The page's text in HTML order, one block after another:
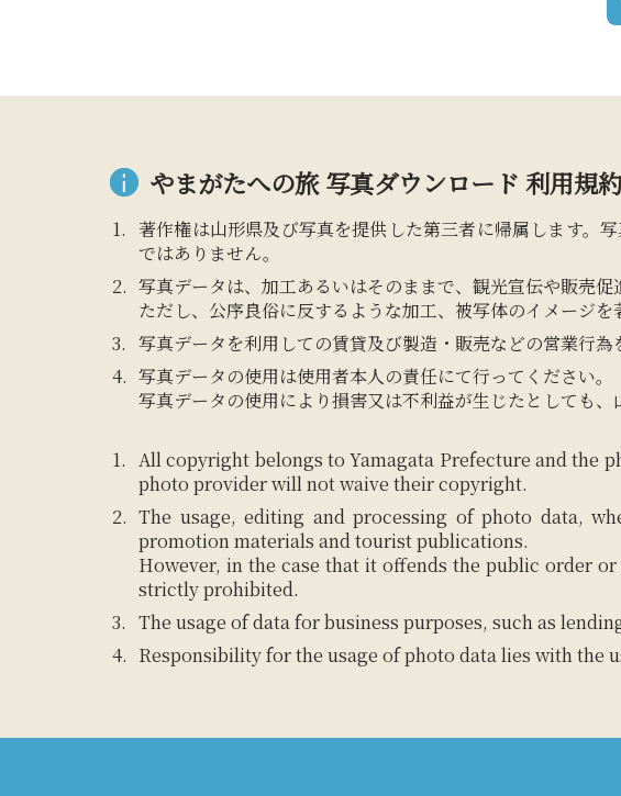
やまがたへの旅 写真ダウンロード 利用規約
著作権は山形県及び写真を提供した第三者に帰属します。
ではありません。
写真データは、加工あるいはそのままで、観光宣伝や販売
ただし、公序良俗に反するような加工、被写体のイメージを
写真データを利用しての賃貸及び製造・販売などの営業行為
写真データの使用は使用者本人の責任にて行ってください。
写真データの使用により損害又は不利益が生じたとしても
All copyright belongs to Yamagata Prefecture and the
photo provider will not waive their copyright.
The usage, editing and processing of photo data,
promotion materials and tourist publications.
However, in the case that it offends the public order
strictly prohibited.
The usage of data for business purposes, such as
Responsibility for the usage of photo data lies with the